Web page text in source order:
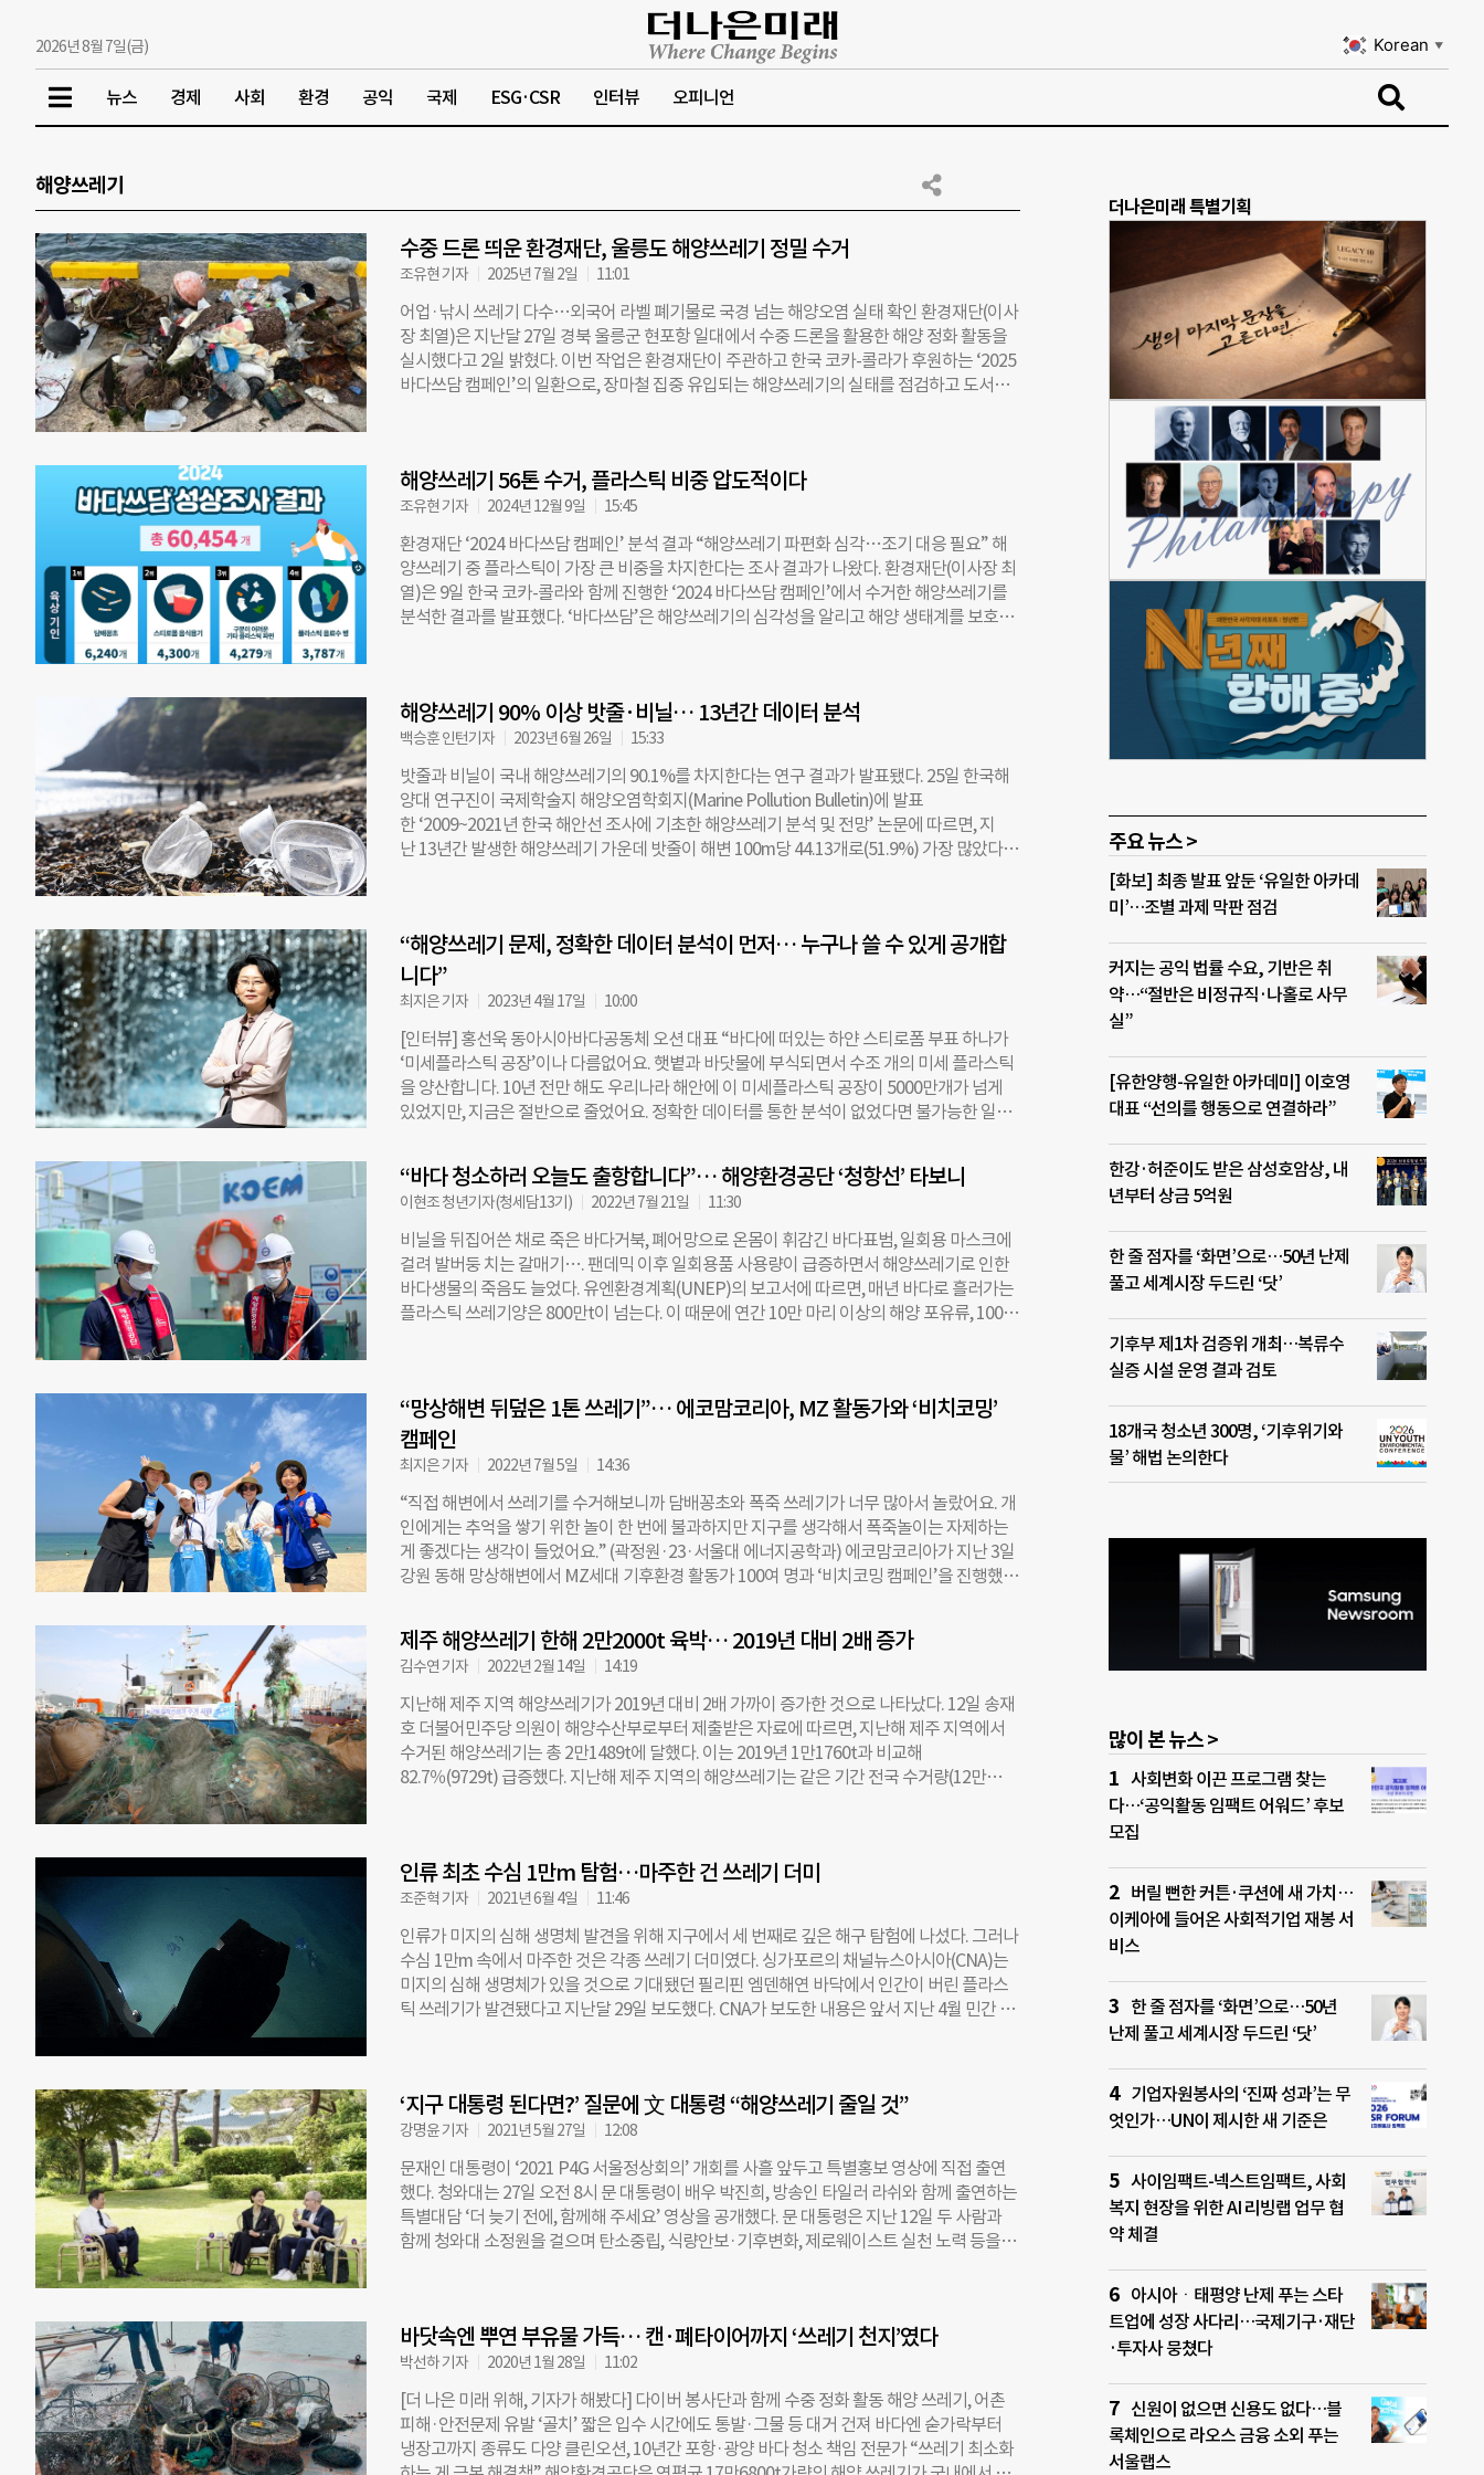
2026년 8월 7일(금) Korean ▼
뉴스 경제 사회 환경 공익 국제 ESG·CSR 인터뷰 오피니언
해양쓰레기
수중 드론 띄운 환경재단, 울릉도 해양쓰레기 정밀 수거
조유현 기자 2025년 7월 2일 11:01
어업·낚시 쓰레기 다수…외국어 라벨 폐기물로 국경 넘는 해양오염 실태 확인 환경재단(이사
장 최열)은 지난달 27일 경북 울릉군 현포항 일대에서 수중 드론을 활용한 해양 정화 활동을
실시했다고 2일 밝혔다. 이번 작업은 환경재단이 주관하고 한국 코카-콜라가 후원하는 ‘2025
바다쓰담 캠페인’의 일환으로, 장마철 집중 유입되는 해양쓰레기의 실태를 점검하고 도서지
수거 이후 자체 처리 시설이 없어 대부분 육지로 이송해야 하는 구조적 한계를 안고 있다. 기
상 상황이 악화될 경우, 수거된 쓰레기조차 장기간 방치되며 2차 오염 우려도 제기된다. 이번
활동에는 울릉도 지역 청년단체 ‘Team_STA’를 비롯해 해양환경 단체 ‘고고다이브’, ‘플로빙
코리아’, ‘플로깅울릉’이 협력했다. 이들은 울릉도의 급경사 해저 지형과 강한 조류 특성에 맞
춰 고해상도 항공 드론과 수중 드론(ROV)을 동시에 투입해 쓰레기 밀집 구역을 파악한 뒤 정
화 작업을 진행했다. 수거된 해양 폐기물은 총 158L로, 낚시줄, 폐로프, 스티로폼 부표 등 어업
관련 쓰레기가 가장 많았고, 생활 쓰레기에서 유래된 플라스틱 용기, 비닐류도 다수 포함됐다.
릉도는 해류와 계절풍의 영향으로 외국 쓰레기가 상시 유입되는 구조”라며 “수중 쓰레기 수
거와
해양쓰레기 56톤 수거, 플라스틱 비중 압도적이다
조유현 기자 2024년 12월 9일 15:45
환경재단 ‘2024 바다쓰담 캠페인’ 분석 결과 “해양쓰레기 파편화 심각…조기 대응 필요” 해
양쓰레기 중 플라스틱이 가장 큰 비중을 차지한다는 조사 결과가 나왔다. 환경재단(이사장 최
열)은 9일 한국 코카-콜라와 함께 진행한 ‘2024 바다쓰담 캠페인’에서 수거한 해양쓰레기를
분석한 결과를 발표했다. ‘바다쓰담’은 해양쓰레기의 심각성을 알리고 해양 생태계를 보호하
큰 비중을 차지했다. 주요 항목으로는 ▲플라스틱 파편 4279개 ▲스티로폼 음식용기 4300개
▲플라스틱 음료수병 3787개가 확인됐다. 이 외에도 기타 플라스틱 파편 1만3810개, 타이와
노끈 2760개, 스티로폼 부표 2204개 등도 포함됐다. 환경재단 바다쓰담 담당자는 “파편 쓰레
기가 올해도 주요 항목으로 확인되며 해양쓰레기 파편화의 심각성이 드러났다”며 “쓰레기
조기 수거와 현황 파악을 통해 해양 생태계와 인간을 위협하는 문제를 줄이고, 지역사회와의
협력을 강화하며 모두가 동참할 수 있는 기반을 마련하는 데 앞장서겠다”고 전했다. 캠페인
참여 단체들도 이번 활동이 가진 중요성을 강조했다. 강화도시민연대 정의순 팀장은 “바다쓰
는 기회를 제공하고, 모니터링에 관심 있는 참가자를 발굴하는 등 매우 긍정적인 효과를 가져
왔다”고 밝혔다. 조유현 더나은미래 기자
해양쓰레기 90% 이상 밧줄·비닐… 13년간 데이터 분석
백승훈 인턴기자 2023년 6월 26일 15:33
밧줄과 비닐이 국내 해양쓰레기의 90.1%를 차지한다는 연구 결과가 발표됐다. 25일 한국해
양대 연구진이 국제학술지 해양오염학회지(Marine Pollution Bulletin)에 발표
한 ‘2009~2021년 한국 해안선 조사에 기초한 해양쓰레기 분석 및 전망’ 논문에 따르면, 지
난 13년간 발생한 해양쓰레기 가운데 밧줄이 해변 100m당 44.13개로(51.9%) 가장 많았다.
에도 낚시용품 2.96개(3.5%), 그물 2.60개(3.1%), 통발 1.62개(1.9%), 풍선 0.32개(0.4%) 순
으로 쓰레기가 발견됐다. 이번 연구는 2009~2021년 부산, 마산, 여수, 포항 강릉 등 전국 19곳
에 있는 길이 100m 이상의 해변에서 격월로 수집한 해양쓰레기 통계를 분석한 결과다. 해역
객 수가 가장 많고, 해안선이 복잡한데다 대한해협을 통과하며 배출된 쓰레기가 남해에 쌓이
는 점 등을 꼽았다. 지역별로 보면 포항과 강화도가 100m당 해양쓰레기 30개 이상을 기록하
며 최대 배출 지역으로 꼽혔다. 같은 기간 해양쓰레기 발생량은 전반적으로 감소세를 기록했
다. 2009년 100m당 18개에서 2017년 10개로 감소했지만, 2018~19년 20개 수준으로 반등
집계 방식이 표본조사로 바뀌면서 해양쓰레기 발생량이 증가한 것으로 보인다”며 “2020년
이후 감소세는 코로나19 유행 때문”이라고 설명했다. 백승훈 인턴기
자 pojack@chosun.com
“해양쓰레기 문제, 정확한 데이터 분석이 먼저… 누구나 쓸 수 있게 공개합
니다”
최지은 기자 2023년 4월 17일 10:00
[인터뷰] 홍선욱 동아시아바다공동체 오션 대표 “바다에 떠있는 하얀 스티로폼 부표 하나가
‘미세플라스틱 공장’이나 다름없어요. 햇볕과 바닷물에 부식되면서 수조 개의 미세 플라스틱
을 양산합니다. 10년 전만 해도 우리나라 해안에 이 미세플라스틱 공장이 5000만개가 넘게
있었지만, 지금은 절반으로 줄었어요. 정확한 데이터를 통한 분석이 없었다면 불가능한 일이
NGO’다. 데이터를 수집, 분석해 해양쓰레기 문제에 접근한다. 해양쓰레기의 심각성이 잘 알
려지지 않았던 15년 전부터 문제 해결을 위해 나섰다. 국내 양식장에서 흔히 사용하는 스티로
폼 부표가 심각한 해양오염을 일으킨다는 걸 처음 밝힌 것도 오션이었다. 2008년부터 2년간
해양쓰레기를 모니터링해 얼마나 많은 양의 스티로폼 부표가 사용되는지, 생태계와 인체에
얼마나 심각한 피해를 유발하는지 등을 알아내 정책을 바꾸기 위해 뛰었다. 오션의 노력으로
바다에 떠 있는 스티로폼 부표는 10년 전에 비해 절반 가량 줄었다. 올해 11월부터는 국내 양
식장을 포함한 모든 어장에서 스티로폼 부표의 신규 설치가 금지된다. 올해는 오션에게도 특
화문에서 만났다. -국내에서 해양쓰레기 문제가 주목받지 않을 때부터 활동을 시작했다.
“2001년 KMI한국해양수산개발원에서 해양폐기물 연구 프로젝트를 맡으면서 해양쓰레기
문제를 알게 됐다. 그해 9월 전 세계에서 동시에 열리는 국제 연안 정화(ICC) 행사에 자원봉사
자로
“바다 청소하러 오늘도 출항합니다”… 해양환경공단 ‘청항선’ 타보니
이현조 청년기자(청세담13기) 2022년 7월 21일 11:30
비닐을 뒤집어쓴 채로 죽은 바다거북, 폐어망으로 온몸이 휘감긴 바다표범, 일회용 마스크에
걸려 발버둥 치는 갈매기…. 팬데믹 이후 일회용품 사용량이 급증하면서 해양쓰레기로 인한
바다생물의 죽음도 늘었다. 유엔환경계획(UNEP)의 보고서에 따르면, 매년 바다로 흘러가는
플라스틱 쓰레기양은 800만t이 넘는다. 이 때문에 연간 10만 마리 이상의 해양 포유류, 100만
에 감기는 안전사고도 전체 사고의 11%인 350여 건에 이른다. 해양수산부에 따르면 국내 연
간 해양쓰레기 발생량은 14만5258t이다. 개인들은 ‘비치플로깅(Beach Plogging)’ ‘비치코
밍(Beach Combing)’ 등의 활동으로 해안가에 버려진 쓰레기를 정화하고 있다. 정부 차원에
고 해수면에 떠다니는 부유 쓰레기를 수거한다. 기자는 지난달 21일 ‘전국 해양쓰레기 정화주
간’을 맞아 해양환경공단 인천지사의 청항선에 올라 해양폐기물 수거 작업에 동참했다. 무더
위가 기승을 부리던 지난달 21일 오전 9시. 인천 연안부두에 위치한 해양환경공단 인천지사
에 도착했다. 해양 부유 폐기물을 수거하는 ‘청항선’에 오르기 위해서다. 승선 전에 공단 관계
에 선장 1명, 항해사 1명, 기관사 2명과 함께 ‘청항1호’에 올랐다. 겉보기엔 일반 선박과 다를
바 없었지만 갑판 위에는 쓰레기를 인양하는 장치인 크레인과 해양쓰레기를 끌어 올리는 컨
베이어벨트인 ‘필터벨트’가
“망상해변 뒤덮은 1톤 쓰레기”… 에코맘코리아, MZ 활동가와 ‘비치코밍’
캠페인
최지은 기자 2022년 7월 5일 14:36
“직접 해변에서 쓰레기를 수거해보니까 담배꽁초와 폭죽 쓰레기가 너무 많아서 놀랐어요. 개
인에게는 추억을 쌓기 위한 놀이 한 번에 불과하지만 지구를 생각해서 폭죽놀이는 자제하는
게 좋겠다는 생각이 들었어요.” (곽정원·23·서울대 에너지공학과) 에코맘코리아가 지난 3일
강원 동해 망상해변에서 MZ세대 기후환경 활동가 100여 명과 ‘비치코밍 캠페인’을 진행했다
표류물과 방문객이 버리고 간 쓰레기를 주워 모은다는 뜻으로 해변 쓰레기를 정화하는 활동
을 의미한다. 이번 행사는 유엔환경계획(UNEP)이 전 세계 청년과 함께하는 글로벌 캠페인
‘플라스틱 타이드 터너스 챌린지(Plastic Tide Turners Challenge)’의 일환이었다. 전 세계 청
소년이 각 나라 해변에서 쓰레기를 주우며 플라스틱 해양 쓰레기의 심각성과 건강한 바다의
중요성을 알리는 퍼포먼스를 진행한다. 국내에서는 에코맘코리아가 LG생활건강, 환경부,
UNEP와 공동으로 주관·주최하고 원주지방환경청과 동해시청이 후원했다. 이번에 참여한
기후환경 활동가 100명은 에코맘코리아와 LG생활건강이 육성하는 ‘글로벌에코리더
죽이 눈에 띄게 많았고 스티로폼 부스러기와 비닐, 페트병 등도 넘쳐났다. 이어 바다쓰레기 문
제에 관한 전문가 특강과 문제 해결을 위한 토론이 진행됐다. 허우명 강원대 환경방재공학과
면서 겪은 바닷속 쓰레기와 관련된 경험을 공유했다. 박제현(29·고려대 지구환경공학과)씨
는 “특강을 듣고 바닷가뿐 아니라 바닷속에 잠겨 있는 쓰레기들을
제주 해양쓰레기 한해 2만2000t 육박… 2019년 대비 2배 증가
김수연 기자 2022년 2월 14일 14:19
지난해 제주 지역 해양쓰레기가 2019년 대비 2배 가까이 증가한 것으로 나타났다. 12일 송재
호 더불어민주당 의원이 해양수산부로부터 제출받은 자료에 따르면, 지난해 제주 지역에서
수거된 해양쓰레기는 총 2만1489t에 달했다. 이는 2019년 1만1760t과 비교해
82.7％(9729t) 급증했다. 지난해 제주 지역의 해양쓰레기는 같은 기간 전국 수거량(12만
투입되는 비용도 커지고 있다. 해양쓰레기 수거 예산은 2019년 867억원, 2020년 917억원, 지
난해 1079억원으로 매년 늘었다. 해양쓰레기는 많은 인력과 중장비를 필요로 한다. 특히 부유
·침적 쓰레기의 경우 수거 장비가 설치된 전용 선박 등을 활용해 수거하기 때문에 큰 비용이
요구된다. 해양쓰레기 중 가장 큰 비중을 차지하는 것은 플라스틱이었다. 지난해에만 1470kg
가량의 플라스틱 2만7039개가 해안가에서 발견됐다. 이는 수거된 전체 쓰레기 3만1694개의
85.3%를 차지하는 양이다.송재호 의원은 “코로나19 영향으로 제주도의 내국인 관광객이 폭
증하면서 환경수용량을 초과했다”며 “바다가 오염되면 식품 안전과 국민 건강, 관광산업에
yeon@chosun.com
인류 최초 수심 1만m 탐험…마주한 건 쓰레기 더미
조준혁 기자 2021년 6월 4일 11:46
인류가 미지의 심해 생명체 발견을 위해 지구에서 세 번째로 깊은 해구 탐험에 나섰다. 그러나
수심 1만m 속에서 마주한 것은 각종 쓰레기 더미였다. 싱가포르의 채널뉴스아시아(CNA)는
미지의 심해 생명체가 있을 것으로 기대됐던 필리핀 엠덴해연 바닥에서 인간이 버린 플라스
틱 쓰레기가 발견됐다고 지난달 29일 보도했다. CNA가 보도한 내용은 앞서 지난 4월 민간 해
해잠수정을 타고 12시간에 걸쳐 엠덴해연 속으로 내려갔다. 엠덴해연은 최대 수심 1만540m
에 달한다. 인류의 엠덴해연 탐사는 이번이 처음이다. 지난 1951년 덴마크 해양조사선 갈라테
아호가 이곳 주변을 탐사한 적은 있지만, 엠덴해연 속으로 들어가지는 못했다. 당초 온다 박사
는 이번 탐험을 통해 식물성 플랑크톤과 같은 미생물의 생명주기 연구에 나설 계획이었다. 기
대와 달리 이들은 생명체 대신 인간이 버린 쓰레기를 마주했다. 엠덴해연 바닥에는 비닐봉지,
제품 포장지, 셔츠, 바지, 곰인형 등의 쓰레기가 분해되지 않은 채 떠다니고 있었다. 온다 박사
는 “심해에 흰 물체가 둥둥 떠다니고 있어 해파리인 줄 알았지만 가까이 가보니 플라스틱이었
생각에 충격을 받았다”며 “아직도 심해 생물이 얼마나 다양한지 모르고 이들이 해양생태계
에 어떤 역할을 하는지도 알지 못한다”고
‘지구 대통령 된다면?’ 질문에 文 대통령 “해양쓰레기 줄일 것”
강명윤 기자 2021년 5월 27일 12:08
문재인 대통령이 ‘2021 P4G 서울정상회의’ 개회를 사흘 앞두고 특별홍보 영상에 직접 출연
했다. 청와대는 27일 오전 8시 문 대통령이 배우 박진희, 방송인 타일러 라쉬와 함께 출연하는
특별대담 ‘더 늦기 전에, 함께해 주세요’ 영상을 공개했다. 문 대통령은 지난 12일 두 사람과
함께 청와대 소정원을 걸으며 탄소중립, 식량안보·기후변화, 제로웨이스트 실천 노력 등을 주
지구를 위해 각자 실천하고 있는 작은 행동들도 소개됐다. 문 대통령은 ‘지구의 날에 채식하
기’, 타일러는 ‘친환경 제품 인증 챌린지’, 박진희는 ‘수저세트 휴대 등 일회용품 쓰지 않기’를
꼽았다. 특히 문 대통령은 김정숙 여사도 참여한 제로웨이스트 실천 운동 ‘용기 내 챌린지’, 대
통령 전용수소차, 청와대 내 경작 중인 우리 곡물 등을 소개하기도 했다. 토크쇼 형태로 진행
된 이번 대담에서 문 대통령은 ‘지구 대통령이 된다면 내걸고 싶은 공약이 있느냐’는 질문에
“분해 가능한 친환경 어구로 바꾸는 등 해양쓰레기를 줄이는 일이 중요하다”고 했다. 이어 한
바닷속엔 뿌연 부유물 가득… 캔·폐타이어까지 ‘쓰레기 천지’였다
박선하 기자 2020년 1월 28일 11:02
[더 나은 미래 위해, 기자가 해봤다] 다이버 봉사단과 함께 수중 정화 활동 해양 쓰레기, 어촌
피해·안전문제 유발 ‘골치’ 짧은 입수 시간에도 통발·그물 등 대거 건져 바다엔 숟가락부터
냉장고까지 종류도 다양 클린오션, 10년간 포항·광양 바다 청소 책임 전문가 “쓰레기 최소화
더나은미래 특별기획
주요 뉴스 >
[화보] 최종 발표 앞둔 ‘유일한 아카데
미’…조별 과제 막판 점검
커지는 공익 법률 수요, 기반은 취
약…“절반은 비정규직·나홀로 사무
실”
[유한양행-유일한 아카데미] 이호영
대표 “선의를 행동으로 연결하라”
한강·허준이도 받은 삼성호암상, 내
년부터 상금 5억원
한 줄 점자를 ‘화면’으로…50년 난제
풀고 세계시장 두드린 ‘닷’
기후부 제1차 검증위 개최…복류수
실증 시설 운영 결과 검토
18개국 청소년 300명, ‘기후위기와
물’ 해법 논의한다
많이 본 뉴스 >
사회변화 이끈 프로그램 찾는
다…‘공익활동 임팩트 어워드’ 후보
모집
버릴 뻔한 커튼·쿠션에 새 가치…
이케아에 들어온 사회적기업 재봉 서
비스
한 줄 점자를 ‘화면’으로…50년
난제 풀고 세계시장 두드린 ‘닷’
기업자원봉사의 ‘진짜 성과’는 무
엇인가…UN이 제시한 새 기준은
사이임팩트-넥스트임팩트, 사회
복지 현장을 위한 AI 리빙랩 업무 협
약 체결
아시아ㆍ태평양 난제 푸는 스타
트업에 성장 사다리…국제기구·재단
·투자사 뭉쳤다
신원이 없으면 신용도 없다…블
록체인으로 라오스 금융 소외 푸는
서울랩스